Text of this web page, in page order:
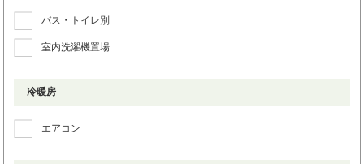
バス・トイレ別
室内洗濯機置場
冷暖房
エアコン